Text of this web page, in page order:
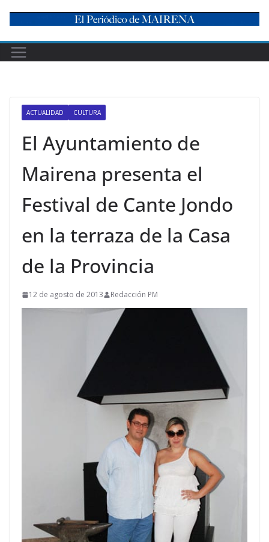
content
ACTUALIDAD CULTURA
El Ayuntamiento de
Mairena presenta el
Festival de Cante Jondo
en la terraza de la Casa
de la Provincia
12 de agosto de 2013 Redacción PM